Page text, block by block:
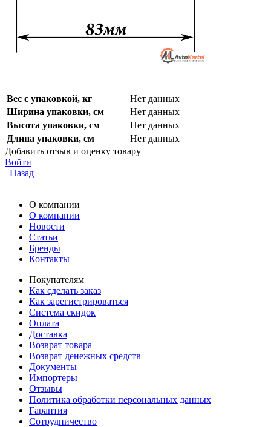
Вес с упаковкой, кг
Нет данных
Ширина упаковки, см
Нет данных
Высота упаковки, см
Нет данных
Длина упаковки, см
Нет данных
Добавить отзыв и оценку товару
Войти
Назад
О компании
О компании
Новости
Статьи
Бренды
Контакты
Покупателям
Как сделать заказ
Как зарегистрироваться
Система скидок
Оплата
Доставка
Возврат товара
Возврат денежных средств
Документы
Импортеры
Отзывы
Политика обработки персональных данных
Гарантия
Сотрудничество